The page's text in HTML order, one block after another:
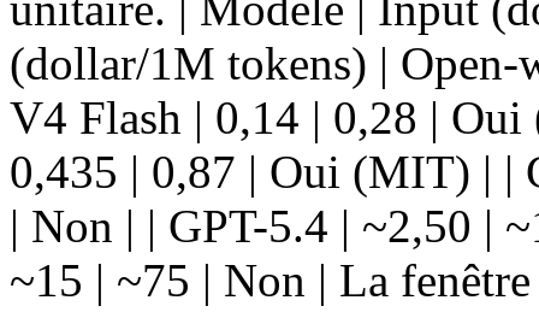
(dollar/1M tokens) | Open-
V4 Flash | 0,14 | 0,28 |
0,435 | 0,87 | Oui (MIT) | |
| Non | | GPT-5.4 | ~2,50 |
~15 | ~75 | Non | La